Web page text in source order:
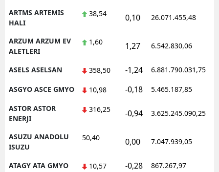
ARTMS ARTEMIS
HALI
38,54 0,10 26.071.455,48
ARZUM ARZUM EV
ALETLERI
1,60 1,27 6.542.830,06
ASELS ASELSAN 358,50 -1,24 6.881.790.031,75
ASGYO ASCE GMYO 10,98 -0,18 5.465.187,85
ASTOR ASTOR
ENERJI
316,25 -0,94 3.625.245.090,25
ASUZU ANADOLU
ISUZU
50,40 0,00 7.047.939,05
ATAGY ATA GMYO 10,57 -0,28 867.267,97